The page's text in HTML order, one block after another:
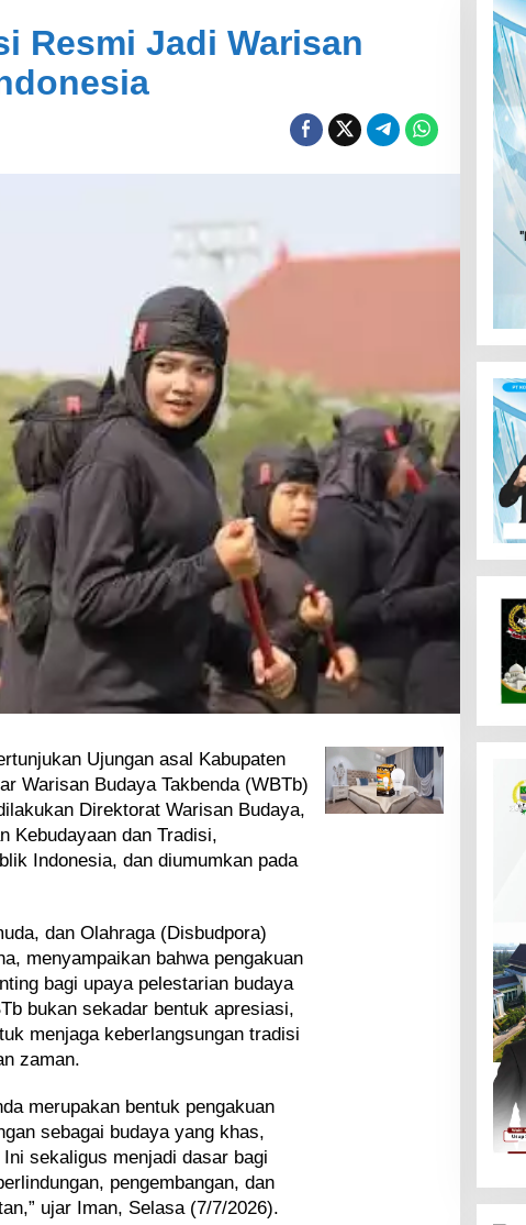
Resmi Jadi Warisan
Ujungan asal Kabupaten
Warisan Budaya Takbenda (WBTb)
Direktorat Warisan Budaya,
Kebudayaan dan Tradisi,
Indonesia, dan diumumkan pada
dan Olahraga (Disbudpora)
menyampaikan bahwa pengakuan
bagi upaya pelestarian budaya
bukan sekadar bentuk apresiasi,
menjaga keberlangsungan tradisi
zaman.
merupakan bentuk pengakuan
sebagai budaya yang khas,
sekaligus menjadi dasar bagi
pengembangan, dan
ujar Iman, Selasa (7/7/2026).